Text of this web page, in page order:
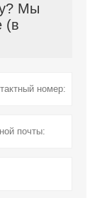
Мы
(в